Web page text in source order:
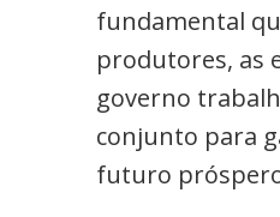
fundamental
produtores, as
governo
conjunto para
futuro